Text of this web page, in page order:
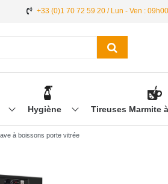
+33 (0)1 70 72 59 20 / Lun - Ven :
Hygiène Tireuses Marmite
à boissons porte vitrée